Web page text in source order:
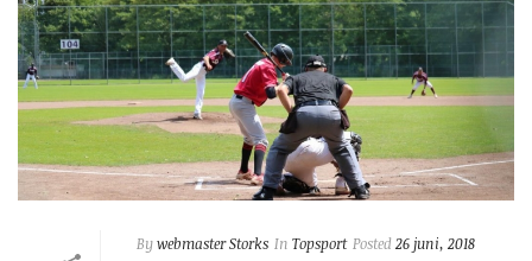
Bywebmaster Storks In Topsport Posted 26 juni, 2018